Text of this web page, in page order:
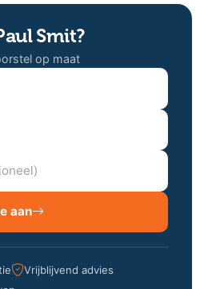
Smit?
op maat
aan
Vrijblijvend advies